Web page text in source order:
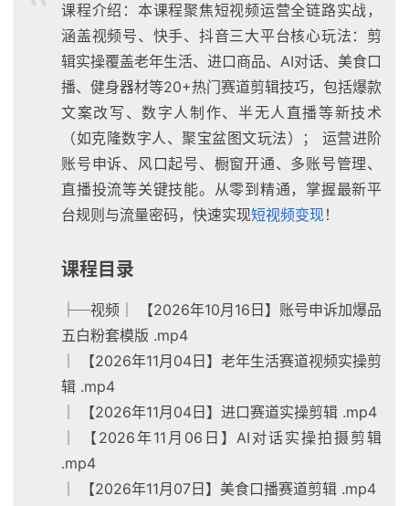
课程介绍：本课程聚焦短视频运营全链路实战，
涵盖视频号、快手、抖音三大平台核心玩法：剪
辑实操覆盖老年生活、进口商品、AI对话、美食口
播、健身器材等20+热门赛道剪辑技巧，包括爆款
文案改写、数字人制作、半无人直播等新技术
（如克隆数字人、聚宝盆图文玩法）； 运营进阶
账号申诉、风口起号、橱窗开通、多账号管理、
直播投流等关键技能。从零到精通，掌握最新平
台规则与流量密码，快速实现短视频变现！
课程目录
├─视频│ 【2026年10月16日】账号申诉加爆品
五白粉套模版 .mp4
│ 【2026年11月04日】老年生活赛道视频实操剪
辑 .mp4
│ 【2026年11月04日】进口赛道实操剪辑 .mp4
│ 【2026年11月06日】AI对话实操拍摄剪辑
.mp4
│ 【2026年11月07日】美食口播赛道剪辑 .mp4